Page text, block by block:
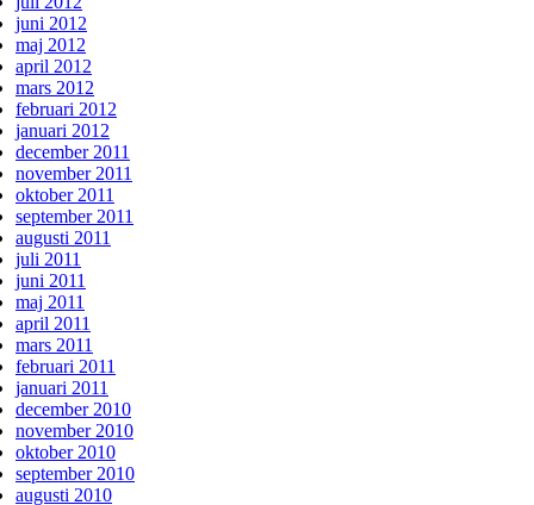
juni 2012
maj 2012
april 2012
mars 2012
februari 2012
januari 2012
december 2011
november 2011
oktober 2011
september 2011
augusti 2011
juli 2011
juni 2011
maj 2011
april 2011
mars 2011
februari 2011
januari 2011
december 2010
november 2010
oktober 2010
september 2010
augusti 2010